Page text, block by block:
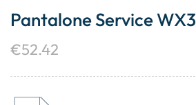
Pantalone Service WX3
€52.42